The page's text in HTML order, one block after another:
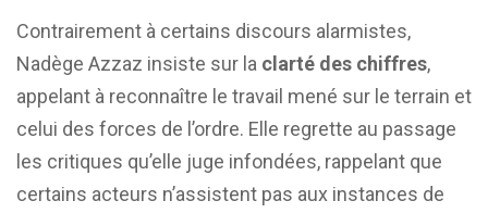
Contrairement à certains discours alarmistes,
Nadège Azzaz insiste sur la clarté des chiffres,
appelant à reconnaître le travail mené sur le terrain et
celui des forces de l’ordre. Elle regrette au passage
les critiques qu’elle juge infondées, rappelant que
certains acteurs n’assistent pas aux instances de